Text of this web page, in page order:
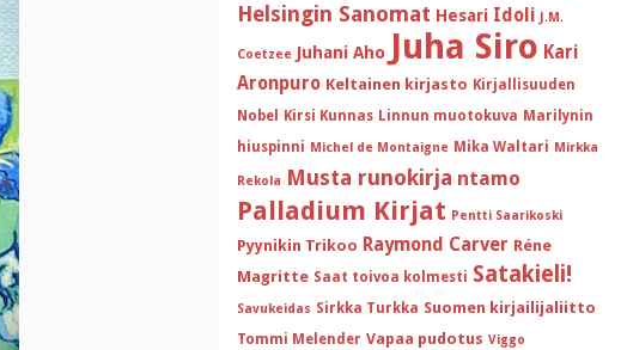
Helsingin Sanomat Hesari Idoli J.M.
Coetzee Juhani Aho Juha Siro Kari
Aronpuro Keltainen kirjasto Kirjallisuuden
Nobel
Kirsi Kunnas Linnun muotokuva Marilynin
hiuspinni Michel de Montaigne Mika Waltari Mirkka
Rekola Musta runokirja ntamo
Palladium Kirjat Pentti Saarikoski
Pyynikin Trikoo Raymond Carver Réne
Magritte Saat toivoa kolmesti Satakieli!
Savukeidas Sirkka Turkka Suomen kirjailijaliitto
Tommi Melender Vapaa pudotus Viggo